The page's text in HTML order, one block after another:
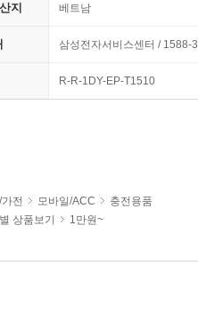
지 베트남
삼성전자서비스센터 / 1588-
R-R-1DY-EP-T1510
전 모바일/ACC
충전용품
상품보기 1만원~